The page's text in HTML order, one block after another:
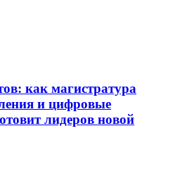
как магистратура
и цифровые
лидеров новой